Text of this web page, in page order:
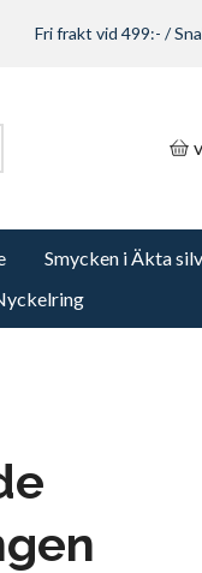
Fri frakt vid 499:- /
Smycken i Äkta